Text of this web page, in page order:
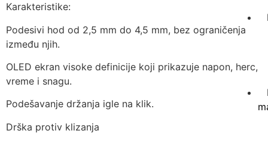
Karakteristike:
Podesivi hod od 2,5 mm do 4,5 mm, bez ograničenja
između njih.
OLED ekran visoke definicije koji prikazuje napon, herc,
vreme i snagu.
Podešavanje držanja igle na klik.
Drška protiv klizanja